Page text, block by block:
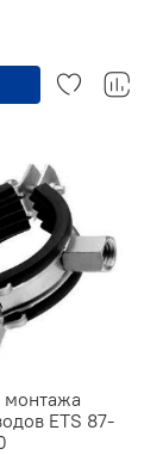
монтажа
ETS 87-